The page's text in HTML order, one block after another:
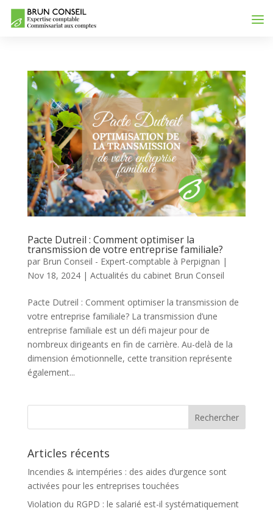
Pacte Dutreil : Comment optimiser la
transmission de votre entreprise familiale?
par Brun Conseil - Expert-comptable à Perpignan |
Nov 18, 2024| Actualités du cabinet Brun Conseil
Pacte Dutreil : Comment optimiser la transmission de
votre entreprise familiale? La transmission d’une
entreprise familiale est un défi majeur pour de
nombreux dirigeants en fin de carrière. Au-delà de la
dimension émotionnelle, cette transition représente
également...
Articles récents
Incendies & intempéries : des aides d’urgence sont
activées pour les entreprises touchées
Violation du RGPD : le salarié est-il systématiquement